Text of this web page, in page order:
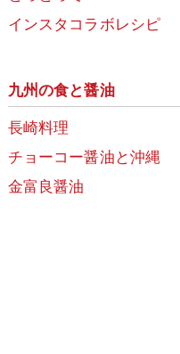
インスタコラボレシピ
九州の食と醤油
長崎料理
チョーコー醤油と沖縄
金富良醤油